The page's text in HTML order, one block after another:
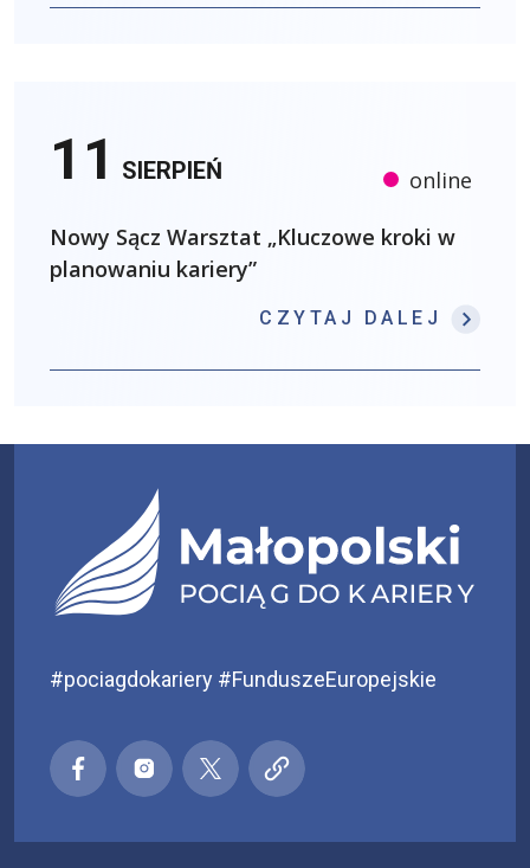
11 SIERPIEŃ
online
Nowy Sącz Warsztat „Kluczowe kroki w
planowaniu kariery”
CZYTAJ DALEJ :
#pociagdokariery #FunduszeEuropejskie
Małopolski pociąg do kariery
Małopolski pociąg do kariery
Małopolski pociąg do kariery
Małopolski pociąg do